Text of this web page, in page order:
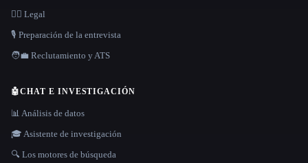
👩‍⚖️ Legal
🎙️ Preparación de la entrevista
🧑‍💼 Reclutamiento y ATS
🤖CHAT E INVESTIGACIÓN
📊 Análisis de datos
🎓 Asistente de investigación
🔍 Los motores de búsqueda